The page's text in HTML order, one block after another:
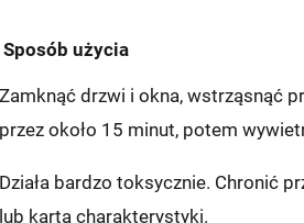
Sposób użycia
Zamknąć drzwi i okna, wstrząsnąć
przez około 15 minut, potem
Działa bardzo toksycznie. Chronić
lub kartą charakterystyki.